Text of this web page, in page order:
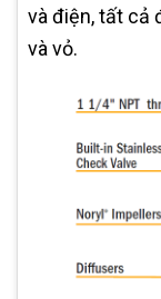
và điện, tất cả
và vỏ.